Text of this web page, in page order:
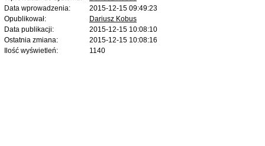
Data wprowadzenia:
2015-12-15 09:49:23
Opublikował:
Dariusz Kobus
Data publikacji:
2015-12-15 10:08:10
Ostatnia zmiana:
2015-12-15 10:08:16
Ilość wyświetleń:
1140